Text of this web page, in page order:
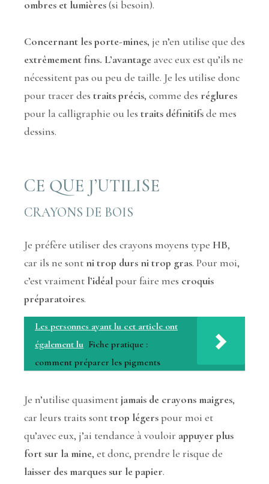
ombres et lumières(si besoin).
Concernant les porte-mines, je n’en utilise que des
extrêmement fins. L’avantageavec eux est qu’ils ne
nécessitent pas ou peu de taille. Je les utilise donc
pour tracer des traits précis, comme des réglures
pour la calligraphie ou les traits définitifsde mes
dessins.
CE QUE J’UTILISE
CRAYONS DE BOIS
Je préfère utiliser des crayons moyens type HB,
car ils ne sont ni trop durs ni trop gras. Pour moi,
c’est vraiment l’idéalpour faire mes croquis
préparatoires.
Les personnes ayant lu cet article ont
également lu Fiche pratique :
comment préparer les pigments
Je n’utilise quasimentjamais de crayons maigres,
car leurs traits sonttrop légerspour moi et
qu’avec eux, j’ai tendance à vouloir appuyer plus
fort sur la mine, et donc, prendre le risque de
laisser des marques sur le papier.